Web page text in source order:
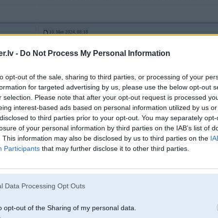
- Do Not Process My Personal Information
opt-out of the sale, sharing to third parties, or processing of your
for targeted advertising by us, please use the below opt-out
selection. Please note that after your opt-out request is processed
interest-based ads based on personal information utilized by us
to third parties prior to your opt-out. You may separately
of your personal information by third parties on the IAB’s list of
This information may also be disclosed by us to third parties on the
Participants that may further disclose it to other third parties.
Data Processing Opt Outs
opt-out of the Sharing of my personal data.
10. May 2024, 08:18
Gran Coupe
Vēl jau fināls un iespēja palikt pēdējam!
Чей Венесуэла?
10. May 2024, 08:35
...Latvija par iespēju piedalīties tajā piektās šķiras balagānā ir samaksājusi
Taja brīdī kad vakar pateica to ka Spānija automatiski iekļūst finālā, jo